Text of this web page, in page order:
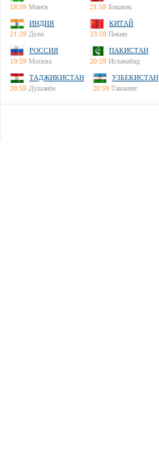
18:59 Минск
21:59 Бишкек
ИНДИЯ
21:29 Дели
КИТАЙ
23:59 Пекин
РОССИЯ
19:59 Москва
ПАКИСТАН
20:59 Исламабад
ТАДЖИКИСТАН
20:59 Душанбе
УЗБЕКИСТАН
20:59 Ташкент